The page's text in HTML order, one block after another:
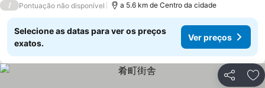
/ Pontuação não disponível a 5.6 km de Centro da cidade
Selecione as datas para ver os preços
exatos.
Ver preços
Partilhar